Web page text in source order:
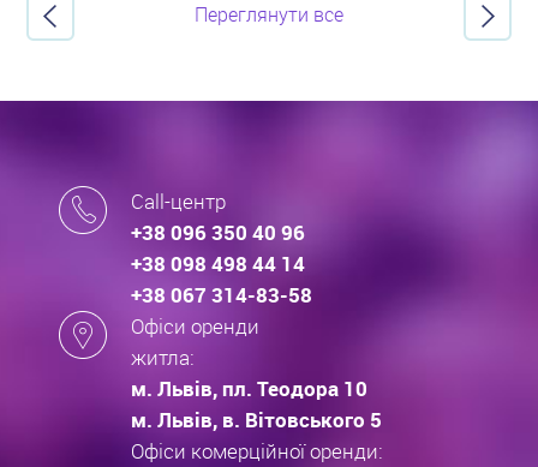
Переглянути все
Call-центр
+38 096 350 40 96
+38 098 498 44 14
+38 067 314-83-58
Офіси оренди
житла:
м. Львів, пл. Теодора 10
м. Львів, в. Вітовського 5
Офіси комерційної оренди: